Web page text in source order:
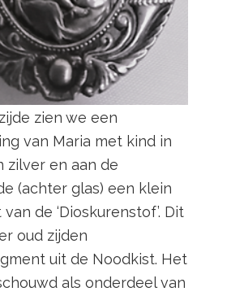
zien we een
van Maria met kind in
zilver en aan de
(achter glas) een klein
de ‘Dioskurenstof’. Dit
oud zijden
uit de Noodkist. Het
als onderdeel van